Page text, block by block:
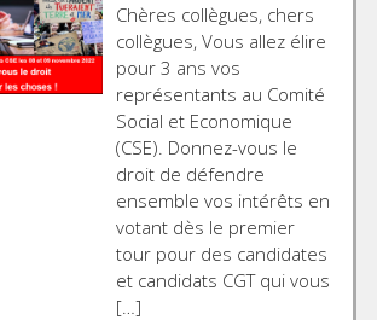
Chères collègues, chers
collègues, Vous allez élire
pour 3 ans vos
représentants au Comité
Social et Economique
(CSE). Donnez-vous le
droit de défendre
ensemble vos intérêts en
votant dès le premier
tour pour des candidates
et candidats CGT qui vous
[…]